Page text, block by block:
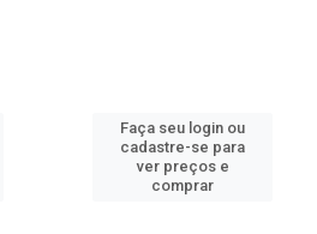
Faça seu login ou
cadastre-se para
ver preços e
comprar